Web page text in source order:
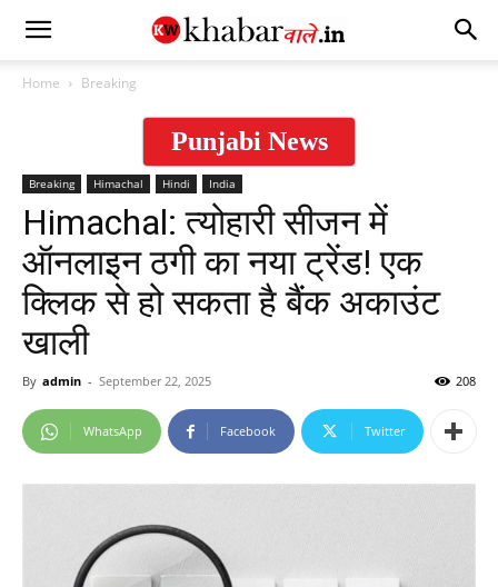
Home Breaking
Punjabi News
Breaking Himachal Hindi India
Himachal: त्योहारी सीजन में
ऑनलाइन ठगी का नया ट्रेंड! एक
क्लिक से हो सकता है बैंक अकाउंट
खाली
By admin - September 22, 2025 208
WhatsApp Facebook Twitter